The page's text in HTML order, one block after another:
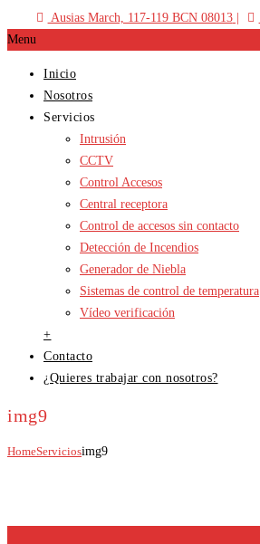
Ausias March, 117-119 BCN 08013
Menu
Inicio
Nosotros
Servicios
Intrusión
CCTV
Control Accesos
Central receptora
Control de accesos sin contacto
Detección de Incendios
Generador de Niebla
Sistemas de control de temperatura
Vídeo verificación
+
Contacto
¿Quieres trabajar con nosotros?
img9
HomeServiciosimg9